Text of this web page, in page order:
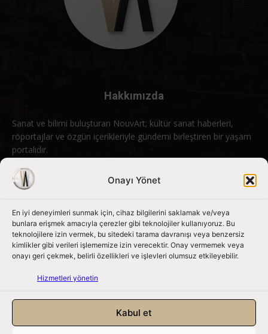
Onayı Yönet
En iyi deneyimleri sunmak için, cihaz bilgilerini saklamak ve/veya
bunlara erişmek amacıyla çerezler gibi teknolojiler kullanıyoruz. Bu
teknolojilere izin vermek, bu sitedeki tarama davranışı veya benzersiz
kimlikler gibi verileri işlememize izin verecektir. Onay vermemek veya
onayı geri çekmek, belirli özellikleri ve işlevleri olumsuz etkileyebilir.
Hizmetleri yönetin
Kabul et
Hakkımızda
Sanat ve bilimi buluşturan NouvArt; kültür sanat haberleri,
röportajlar ve özgün içerikleriyle gündemi birleştiren bir yaşam
portalıdır.
Bizimle iletişime geçin: info@nouvart.net
Bizi Takip Edin